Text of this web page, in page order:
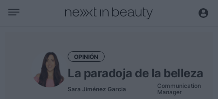
Actualidad
Economía y sector
OPINIÓN
La paradoja de la belleza
Sara Jiménez Garcia
Communication
Manager